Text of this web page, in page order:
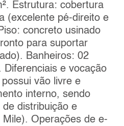
Estrutura: cobertura
(excelente pé-direito e
concreto usinado
para suportar
Banheiros: 02
Diferenciais e vocação
vão livre e
interno, sendo
distribuição e
Operações de e-